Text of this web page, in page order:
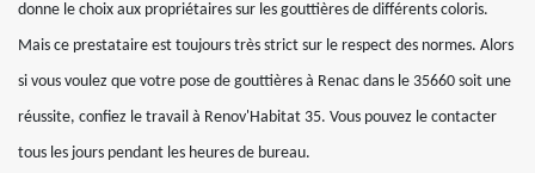
donne le choix aux propriétaires sur les gouttières de différents coloris.
Mais ce prestataire est toujours très strict sur le respect des normes. Alors
si vous voulez que votre pose de gouttières à Renac dans le 35660 soit une
réussite, confiez le travail à Renov'Habitat 35. Vous pouvez le contacter
tous les jours pendant les heures de bureau.